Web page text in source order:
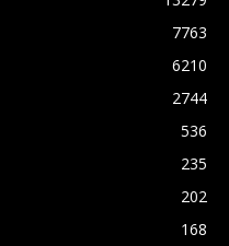
7763
6210
2744
536
235
202
168